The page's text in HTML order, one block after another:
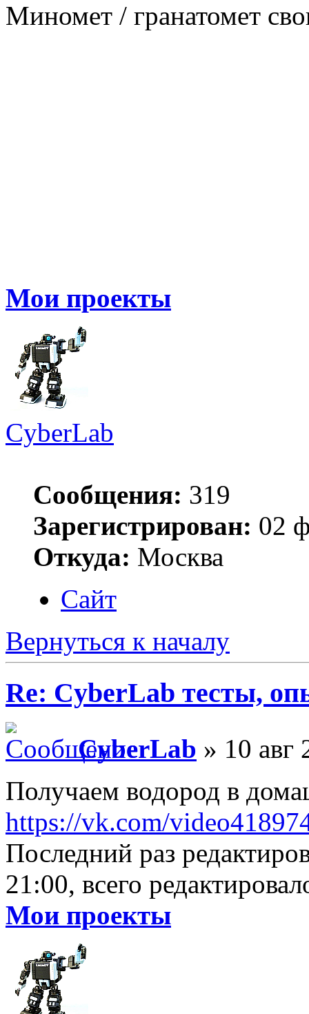
Миномет / гранатомет
Мои проекты
CyberLab
Сообщения: 319
Зарегистрирован: 02
Откуда: Москва
Сайт
Вернуться к началу
Re: CyberLab тесты,
CyberLab » 10 авг
Получаем водород в
https://vk.com/
Последний раз
21:00, всего
Мои проекты